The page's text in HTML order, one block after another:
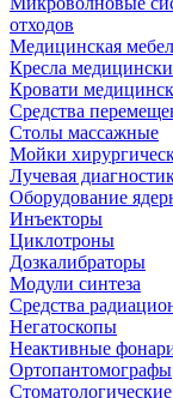
отходов
Медицинская
Кресла
Кровати
Средства
Столы массажные
Мойки
Лучевая
Оборудование
Инъекторы
Циклотроны
Дозкалибраторы
Модули синтеза
Средства
Негатоскопы
Неактивные
Ортопантомографы